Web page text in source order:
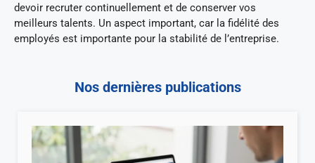
devoir recruter continuellement et de conserver vos
meilleurs talents. Un aspect important, car la fidélité des
employés est importante pour la stabilité de l’entreprise.
Nos dernières publications